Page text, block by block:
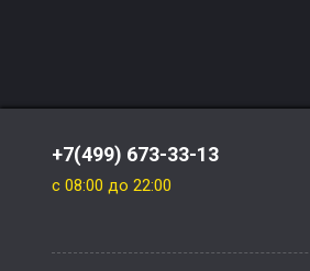
+7(499) 673-33-13
c 08:00 до 22:00